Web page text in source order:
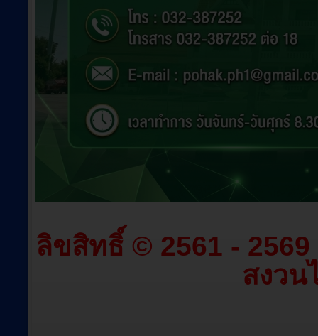
ลิขสิทธิ์ © 2561 -
สงวน